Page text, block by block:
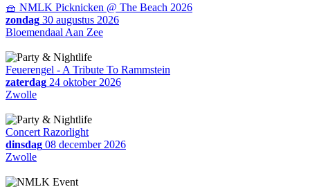
🧺 NMLK Picknicken @ The Beach 2026
zondag 30 augustus 2026
Bloemendaal Aan Zee
Feuerengel - A Tribute To Rammstein
zaterdag 24 oktober 2026
Zwolle
Concert Razorlight
dinsdag 08 december 2026
Zwolle